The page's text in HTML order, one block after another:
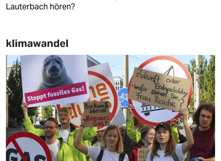
Lauterbach hören?
klimawandel